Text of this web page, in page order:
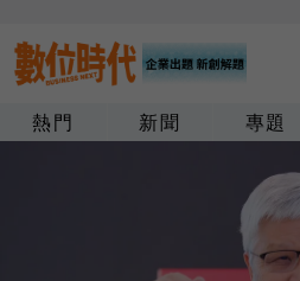
熱門 新聞 專題